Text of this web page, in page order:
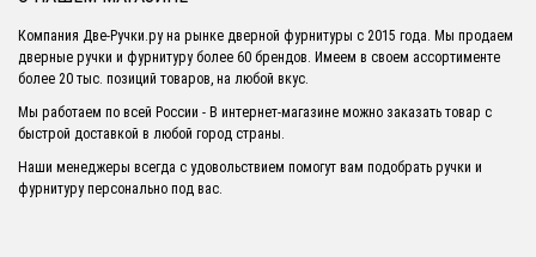
Компания Две-Ручки.ру на рынке дверной фурнитуры с 2015 года. Мы продаем
дверные ручки и фурнитуру более 60 брендов. Имеем в своем ассортименте
более 20 тыс. позиций товаров, на любой вкус.
Мы работаем по всей России - В интернет-магазине можно заказать товар с
быстрой доставкой в любой город страны.
Наши менеджеры всегда с удовольствием помогут вам подобрать ручки и
фурнитуру персонально под вас.